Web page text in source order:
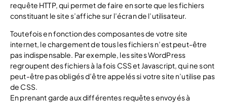
requête HTTP, qui permet de faire en sorte que les fichiers
constituant le site s’affiche sur l’écran de l’utilisateur.
Toutefois en fonction des composantes de votre site
internet, le chargement de tous les fichiers n’est peut-être
pas indispensable. Par exemple, les sites WordPress
regroupent des fichiers à la fois CSS et Javascript, qui ne sont
peut-être pas obligés d’être appelés si votre site n’utilise pas
de CSS.
En prenant garde aux différentes requêtes envoyés à